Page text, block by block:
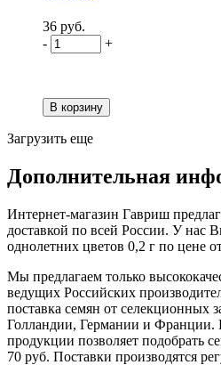
36 руб.
-
+
Загрузить еще
Дополнительная
Интернет-магазин Гавриш
доставкой по всей России. У нас
однолетних цветов 0,2 г по цене
Мы предлагаем только
ведущих Российских
поставка семян от селекционных
Голландии, Германии и Франции.
продукции позволяет подобрать
70 руб. Поставки производятся